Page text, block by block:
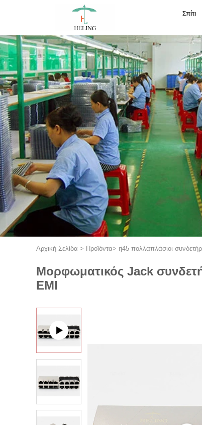
Σπίτι
Αρχική Σελίδα > Προϊόντα> rj45 πολλαπλάσιοι
Μορφωματικός Jack
EMI